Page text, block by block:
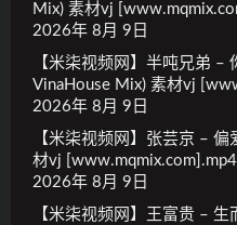
Mix) 素材vj
2026年 8月 9日
【米柒视频网】半吨兄弟 –
VinaHouse Mix) 素材vj
2026年 8月 9日
【米柒视频网】张芸京 –
材vj [www.mqmix.com].mp4
2026年 8月 9日
【米柒视频网】王富贵 –